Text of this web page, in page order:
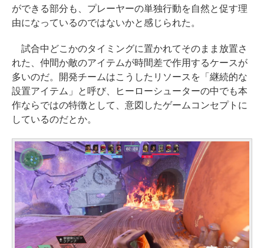
ができる部分も、プレーヤーの単独行動を自然と促す理
由になっているのではないかと感じられた。
試合中どこかのタイミングに置かれてそのまま放置さ
れた、仲間か敵のアイテムが時間差で作用するケースが
多いのだ。開発チームはこうしたリソースを「継続的な
設置アイテム」と呼び、ヒーローシューターの中でも本
作ならではの特徴として、意図したゲームコンセプトに
しているのだとか。